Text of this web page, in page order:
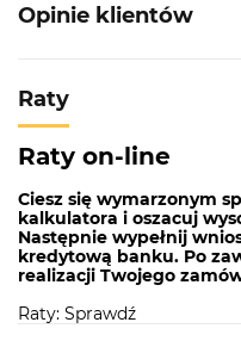
Opinie klientów
Raty
Raty on-line
Ciesz się wymarzonym
kalkulatora i oszacuj
Następnie wypełnij
kredytową banku. Po
realizacji Twojego
Raty: Sprawdź